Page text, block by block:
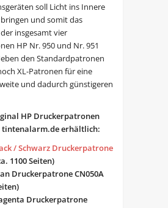
soll Licht ins Innere
und somit das
insgesamt vier
HP Nr. 950 und Nr. 951
den Standardpatronen
XL-Patronen für eine
und dadurch günstigeren
HP Druckerpatronen
tintenalarm.de erhältlich:
/ Schwarz Druckerpatrone
1100 Seiten)
DruckerpatroneCN050A
Druckerpatrone